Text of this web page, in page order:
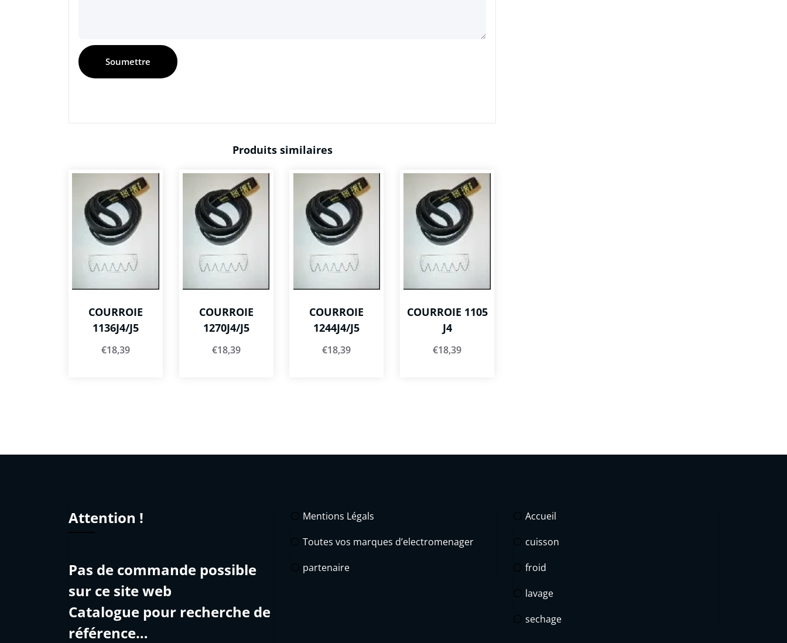
Produits similaires
COURROIE
1136J4/J5
€18,39
COURROIE
1270J4/J5
€18,39
COURROIE
1244J4/J5
€18,39
COURROIE 1105
J4
€18,39
Attention !
Pas de commande possible
sur ce site web
Catalogue pour recherche de
référence…
Mentions Légals
Toutes vos marques d’electromenager
partenaire
Accueil
cuisson
froid
lavage
sechage